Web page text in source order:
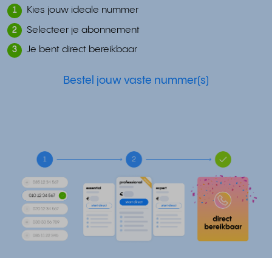
1 Kies jouw ideale nummer
2 Selecteer je abonnement
3 Je bent direct bereikbaar
Bestel jouw vaste nummer(s)